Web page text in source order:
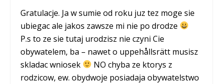
Gratulacje. Ja w sumie od roku juz tez moge sie
ubiegac ale jakos zawsze mi nie po drodze
P.s to ze sie tutaj urodzisz nie czyni Cie
obywatelem, ba – nawet o uppehållsrätt musisz
skladac wniosek
NO chyba ze ktorys z
rodzicow, ew. obydwoje posiadaja obywatelstwo